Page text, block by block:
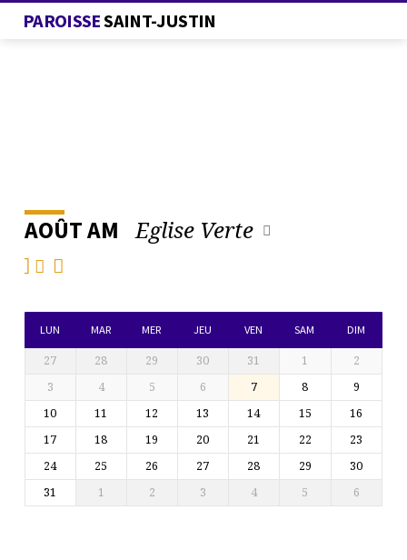
PAROISSESAINT-JUSTIN
L’AGENDA
DE
LA
PAROISSE
AOÛT AM Eglise Verte
LUN MAR MER JEU VEN SAM DIM
27 28 29 30 31 1
2
3
4 5 6 7 8
9
10
11 12 13 14 15
16
17
18 19 20 21 22
23
24
25 26 27 28 29
30
31
1 2 3 4 5 6